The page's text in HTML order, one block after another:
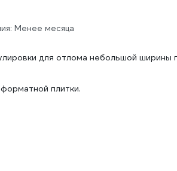
Менее месяца
для отлома небольшой ширины
плитки.